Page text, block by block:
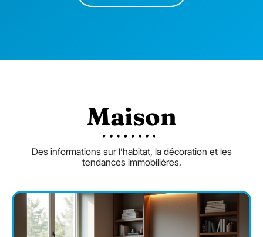
Maison
Des informations sur l’habitat, la décoration et les
tendances immobilières.